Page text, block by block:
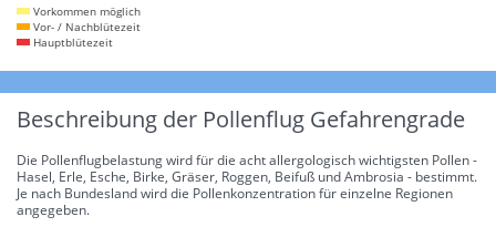
Vorkommen möglich
Vor- / Nachblütezeit
Hauptblütezeit
Beschreibung der Pollenflug Gefahrengrade
Die Pollenflugbelastung wird für die acht allergologisch wichtigsten Pollen -
Hasel, Erle, Esche, Birke, Gräser, Roggen, Beifuß und Ambrosia - bestimmt.
Je nach Bundesland wird die Pollenkonzentration für einzelne Regionen
angegeben.